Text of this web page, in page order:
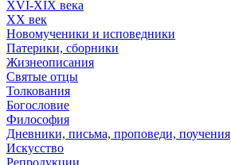
XVI-XIX века
XX век
Новомученики и исповедники
Патерики, сборники
Жизнеописания
Святые отцы
Толкования
Богословие
Философия
Дневники, письма, проповеди, поучения
Искусство
Репродукции